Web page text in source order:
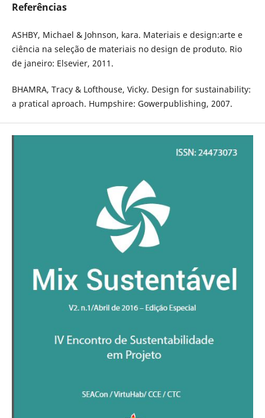
Referências
ASHBY, Michael & Johnson, kara. Materiais e design:arte e
ciência na seleção de materiais no design de produto. Rio
de janeiro: Elsevier, 2011.
BHAMRA, Tracy & Lofthouse, Vicky. Design for sustainability:
a pratical aproach. Humpshire: Gowerpublishing, 2007.